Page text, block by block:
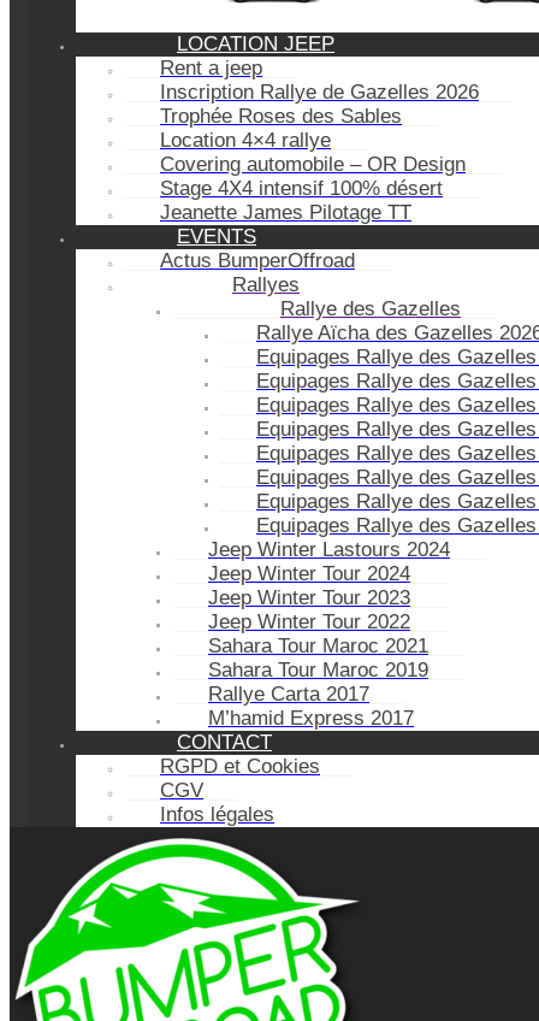
LOCATION JEEP
Rent a jeep
Inscription Rallye de Gazelles 2026
Trophée Roses des Sables
Location 4×4 rallye
Covering automobile – OR Design
Stage 4X4 intensif 100% désert
Jeanette James Pilotage TT
EVENTS
Actus BumperOffroad
Rallyes
Rallye des Gazelles
Rallye Aïcha des Gazelles
Equipages Rallye des
Equipages Rallye des
Equipages Rallye des
Equipages Rallye des
Equipages Rallye des
Equipages Rallye des
Equipages Rallye des
Equipages Rallye des
Jeep Winter Lastours 2024
Jeep Winter Tour 2024
Jeep Winter Tour 2023
Jeep Winter Tour 2022
Sahara Tour Maroc 2021
Sahara Tour Maroc 2019
Rallye Carta 2017
M’hamid Express 2017
CONTACT
RGPD et Cookies
CGV
Infos légales